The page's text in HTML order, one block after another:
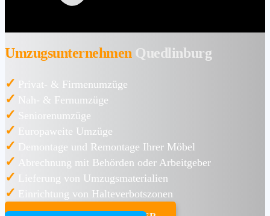
UmzugsunternehmenQuedlinburg
✓ Privat- & Firmenumzüge
✓ Nah- & Fernumzüge
✓ Seniorenumzüge
✓ Europaweite Umzüge
✓ Demontage und Remontage Ihrer Möbel
✓ Abrechnung mit Behörden oder Arbeitgeber
✓ Lieferung von Umzugsmaterialien
✓ Einrichtung von Halteverbotszonen